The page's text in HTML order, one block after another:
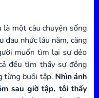
là một câu chuyện sống
đau nhức lâu năm, căng
muốn tìm lại sự dẻo
đều tìm thấy sự đồng
từng buổi tập. Nhìn ánh
sau giờ tập, tôi thấy